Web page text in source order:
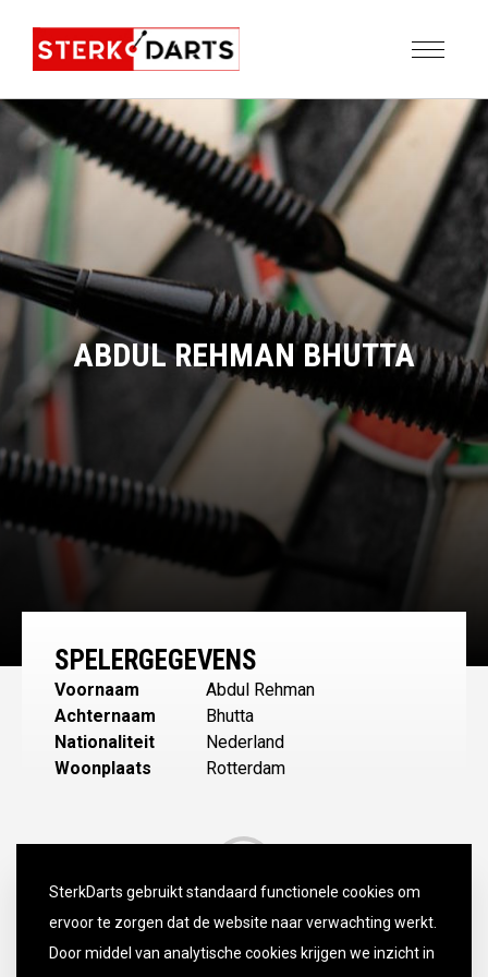
ABDUL REHMAN BHUTTA
SPELERGEGEVENS
Voornaam
Abdul Rehman
Achternaam
Bhutta
Nationaliteit
Nederland
Woonplaats
Rotterdam
SterkDarts gebruikt standaard functionele cookies om
ervoor te zorgen dat de website naar verwachting werkt.
Door middel van analytische cookies krijgen we inzicht in